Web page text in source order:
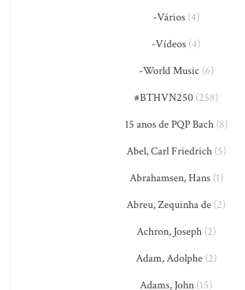
-Vários(4)
-Vídeos (4)
-World Music (6)
#BTHVN250(258)
15 anos de PQP Bach(8)
Abel, Carl Friedrich(5)
Abrahamsen, Hans(1)
Abreu, Zequinha de (2)
Achron, Joseph(2)
Adam, Adolphe(2)
Adams, John (15)